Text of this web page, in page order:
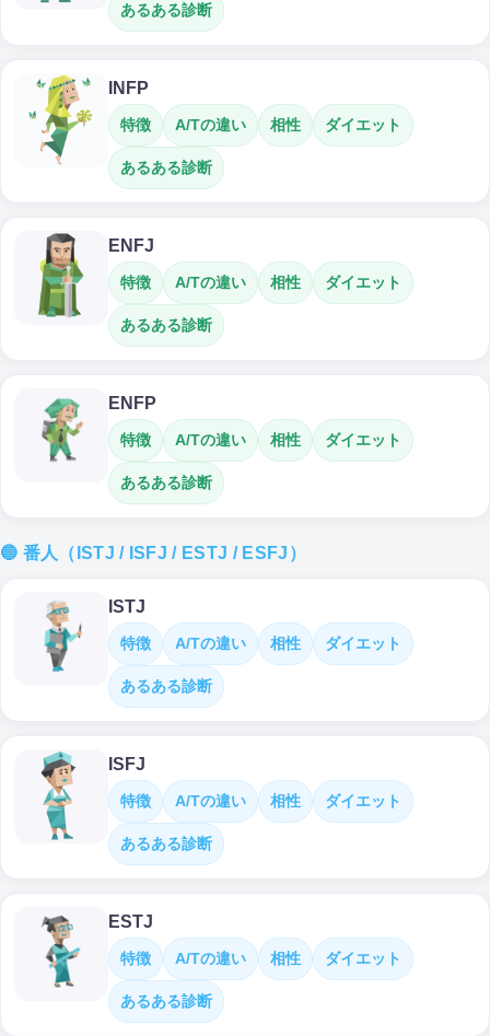
あるある診断
INFP
特徴 A/Tの違い 相性 ダイエット
あるある診断
ENFJ
特徴 A/Tの違い 相性 ダイエット
あるある診断
ENFP
特徴 A/Tの違い 相性 ダイエット
あるある診断
🔵 番人（ISTJ / ISFJ / ESTJ / ESFJ）
ISTJ
特徴 A/Tの違い 相性 ダイエット
あるある診断
ISFJ
特徴 A/Tの違い 相性 ダイエット
あるある診断
ESTJ
特徴 A/Tの違い 相性 ダイエット
あるある診断